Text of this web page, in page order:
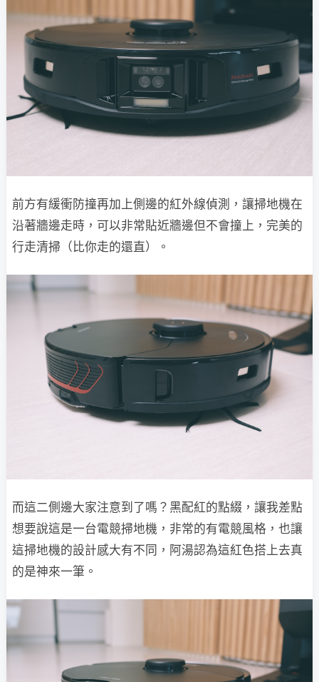
前方有緩衝防撞再加上側邊的紅外線偵測，讓掃地機在
沿著牆邊走時，可以非常貼近牆邊但不會撞上，完美的
行走清掃（比你走的還直）。
而這二側邊大家注意到了嗎？黑配紅的點綴，讓我差點
想要說這是一台電競掃地機，非常的有電競風格，也讓
這掃地機的設計感大有不同，阿湯認為這紅色搭上去真
的是神來一筆。